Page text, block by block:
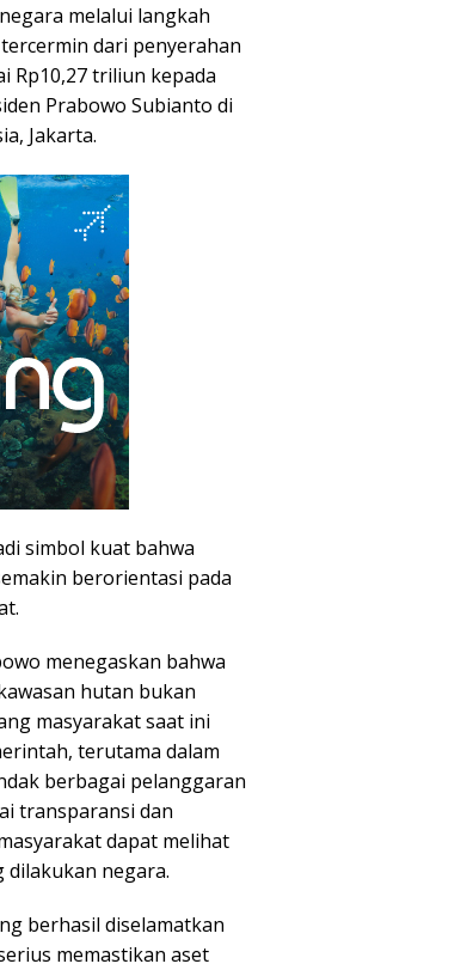
melalui langkah
dari penyerahan
Rp10,27 triliun kepada
Prabowo Subianto di
Jakarta.
simbol kuat bahwa
berorientasi pada
menegaskan bahwa
hutan bukan
masyarakat saat ini
terutama dalam
berbagai pelanggaran
transparansi dan
dapat melihat
dilakukan negara.
berhasil diselamatkan
memastikan aset